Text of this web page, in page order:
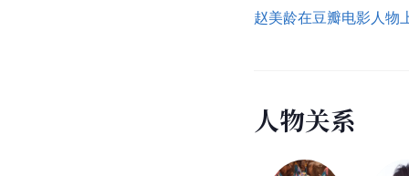
赵美龄在豆瓣电影人物
人物关系